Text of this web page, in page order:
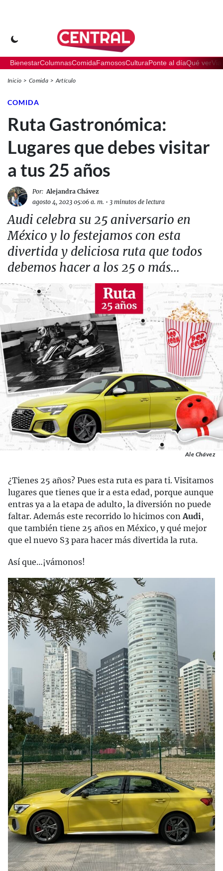
BienestarColumnasComidaFamososCulturaPonte al díaQué ver
Inicio Comida Artículo
COMIDA
Ruta Gastronómica:
Lugares que debes visitar
a tus 25 años
Por: Alejandra Chávez
agosto 4, 2023 05:06 a. m. • 3 minutos de lectura
Audi celebra su 25 aniversario en
México y lo festejamos con esta
divertida y deliciosa ruta que todos
debemos hacer a los 25 o más...
Ale Chávez
¿Tienes 25 años? Pues esta ruta es para ti. Visitamos
lugares que tienes que ir a esta edad, porque aunque
entras ya a la etapa de adulto, la diversión no puede
faltar. Además este recorrido lo hicimos conAudi,
que también tiene 25 años en México, y qué mejor
que el nuevo S3 para hacer más divertida la ruta.
Así que…¡vámonos!